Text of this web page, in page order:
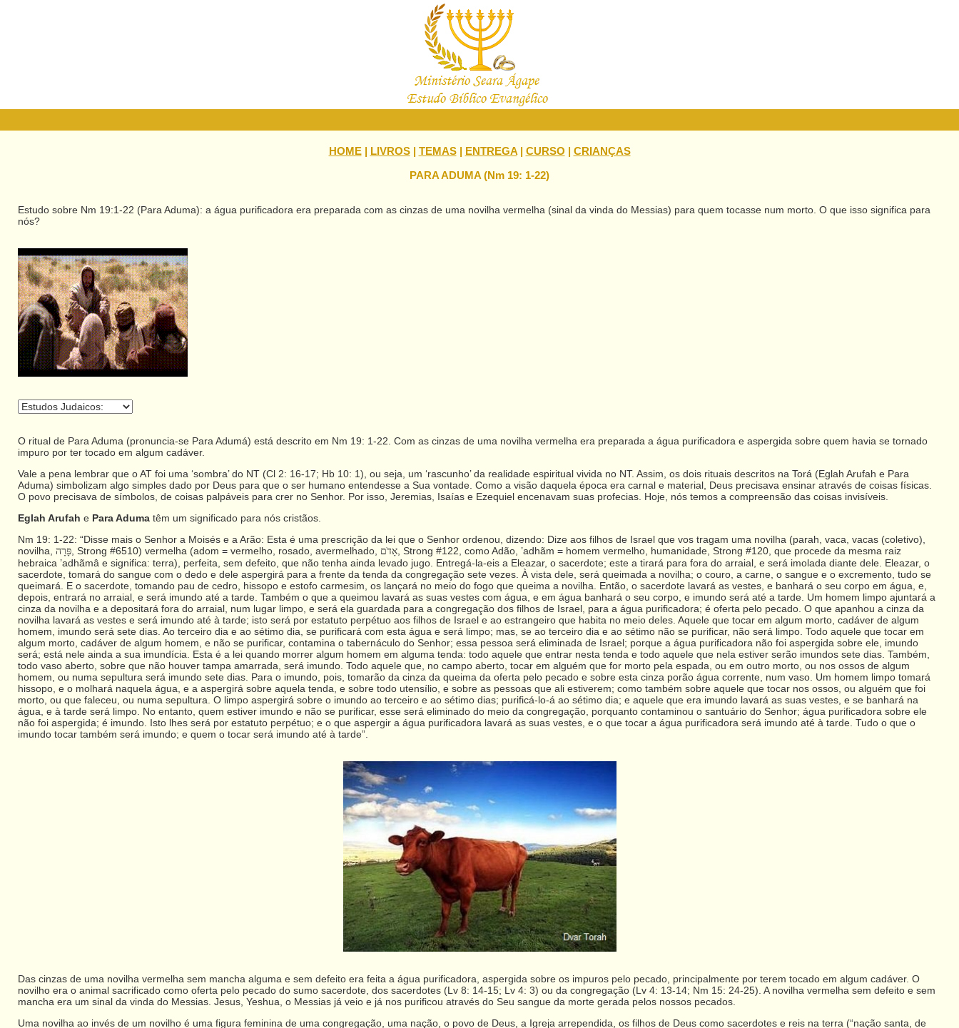
HOME| LIVROS| TEMAS| ENTREGA| CURSO | CRIANÇAS
PARA ADUMA (Nm 19: 1-22)
Estudo sobre Nm 19:1-22 (Para Aduma): a água purificadora era preparada com as cinzas de uma novilha vermelha (sinal da vinda do Messias) para quem tocasse num morto. O que isso significa para
nós?
O ritual de Para Aduma (pronuncia-se Para Adumá) está descrito em Nm 19: 1-22. Com as cinzas de uma novilha vermelha era preparada a água purificadora e aspergida sobre quem havia se tornado
impuro por ter tocado em algum cadáver.
Vale a pena lembrar que o AT foi uma ‘sombra’ do NT (Cl 2: 16-17; Hb 10: 1), ou seja, um ‘rascunho’ da realidade espiritual vivida no NT. Assim, os dois rituais descritos na Torá (Eglah Arufah e Para
Aduma) simbolizam algo simples dado por Deus para que o ser humano entendesse a Sua vontade. Como a visão daquela época era carnal e material, Deus precisava ensinar através de coisas físicas.
O povo precisava de símbolos, de coisas palpáveis para crer no Senhor. Por isso, Jeremias, Isaías e Ezequiel encenavam suas profecias. Hoje, nós temos a compreensão das coisas invisíveis.
Eglah Arufah e Para Aduma têm um significado para nós cristãos.
Nm 19: 1-22: “Disse mais o Senhor a Moisés e a Arão: Esta é uma prescrição da lei que o Senhor ordenou, dizendo: Dize aos filhos de Israel que vos tragam uma novilha (parah, vaca, vacas (coletivo),
novilha, פָּרָה , Strong #6510) vermelha (adom = vermelho, rosado, avermelhado, אָדֹם , Strong #122, como Adão, ’adhãm = homem vermelho, humanidade, Strong #120, que procede da mesma raiz
hebraica ’adhãmâ e significa: terra), perfeita, sem defeito, que não tenha ainda levado jugo. Entregá-la-eis a Eleazar, o sacerdote; este a tirará para fora do arraial, e será imolada diante dele. Eleazar, o
sacerdote, tomará do sangue com o dedo e dele aspergirá para a frente da tenda da congregação sete vezes. À vista dele, será queimada a novilha; o couro, a carne, o sangue e o excremento, tudo se
queimará. E o sacerdote, tomando pau de cedro, hissopo e estofo carmesim, os lançará no meio do fogo que queima a novilha. Então, o sacerdote lavará as vestes, e banhará o seu corpo em água, e,
depois, entrará no arraial, e será imundo até a tarde. Também o que a queimou lavará as suas vestes com água, e em água banhará o seu corpo, e imundo será até a tarde. Um homem limpo ajuntará a
cinza da novilha e a depositará fora do arraial, num lugar limpo, e será ela guardada para a congregação dos filhos de Israel, para a água purificadora; é oferta pelo pecado. O que apanhou a cinza da
novilha lavará as vestes e será imundo até à tarde; isto será por estatuto perpétuo aos filhos de Israel e ao estrangeiro que habita no meio deles. Aquele que tocar em algum morto, cadáver de algum
homem, imundo será sete dias. Ao terceiro dia e ao sétimo dia, se purificará com esta água e será limpo; mas, se ao terceiro dia e ao sétimo não se purificar, não será limpo. Todo aquele que tocar em
algum morto, cadáver de algum homem, e não se purificar, contamina o tabernáculo do Senhor; essa pessoa será eliminada de Israel; porque a água purificadora não foi aspergida sobre ele, imundo
será; está nele ainda a sua imundícia. Esta é a lei quando morrer algum homem em alguma tenda: todo aquele que entrar nesta tenda e todo aquele que nela estiver serão imundos sete dias. Também,
todo vaso aberto, sobre que não houver tampa amarrada, será imundo. Todo aquele que, no campo aberto, tocar em alguém que for morto pela espada, ou em outro morto, ou nos ossos de algum
homem, ou numa sepultura será imundo sete dias. Para o imundo, pois, tomarão da cinza da queima da oferta pelo pecado e sobre esta cinza porão água corrente, num vaso. Um homem limpo tomará
hissopo, e o molhará naquela água, e a aspergirá sobre aquela tenda, e sobre todo utensílio, e sobre as pessoas que ali estiverem; como também sobre aquele que tocar nos ossos, ou alguém que foi
morto, ou que faleceu, ou numa sepultura. O limpo aspergirá sobre o imundo ao terceiro e ao sétimo dias; purificá-lo-á ao sétimo dia; e aquele que era imundo lavará as suas vestes, e se banhará na
água, e à tarde será limpo. No entanto, quem estiver imundo e não se purificar, esse será eliminado do meio da congregação, porquanto contaminou o santuário do Senhor; água purificadora sobre ele
não foi aspergida; é imundo. Isto lhes será por estatuto perpétuo; e o que aspergir a água purificadora lavará as suas vestes, e o que tocar a água purificadora será imundo até à tarde. Tudo o que o
imundo tocar também será imundo; e quem o tocar será imundo até à tarde”.
Das cinzas de uma novilha vermelha sem mancha alguma e sem defeito era feita a água purificadora, aspergida sobre os impuros pelo pecado, principalmente por terem tocado em algum cadáver. O
novilho era o animal sacrificado como oferta pelo pecado do sumo sacerdote, dos sacerdotes (Lv 8: 14-15; Lv 4: 3) ou da congregação (Lv 4: 13-14; Nm 15: 24-25). A novilha vermelha sem defeito e sem
mancha era um sinal da vinda do Messias. Jesus, Yeshua, o Messias já veio e já nos purificou através do Seu sangue da morte gerada pelos nossos pecados.
Uma novilha ao invés de um novilho é uma figura feminina de uma congregação, uma nação, o povo de Deus, a Igreja arrependida, os filhos de Deus como sacerdotes e reis na terra (“nação santa, de